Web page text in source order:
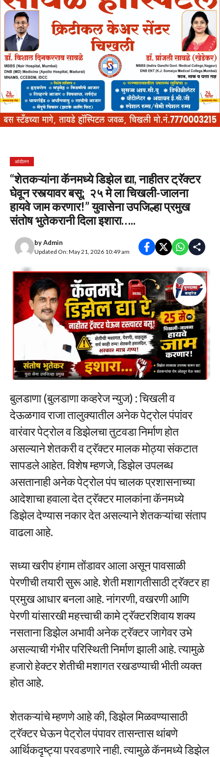
आंदोलन
“शेतकऱ्यांना कॅनमध्ये डिझेल द्या, नाहीतर ट्रॅक्टर
घेवून रस्त्यावर बसू; २५ मे ला चिखली-जालना
हायवे जाम करणार!” युवासेना उपजिल्हा प्रमुख
संतोष भुतेकरानी दिला इशारा…..
byAdmin
Updated On: May 21, 2026 10:49 am
बुलडाणा (बुलडाणा कव्हरेज न्युज) : चिखली व
देऊळगाव राजा तालुक्यातील अनेक पेट्रोल पंपांवर
वारंवार पेट्रोल व डिझेलचा तुटवडा निर्माण होत
असल्याने शेतकरी व ट्रॅक्टर मालक मोठ्या संकटात
सापडले आहेत. विशेष म्हणजे, डिझेल उपलब्ध
असतानाही अनेक पेट्रोल पंप चालक प्रशासनाच्या
आदेशाचा हवाला देत ट्रॅक्टर मालकांना कॅनमध्ये
डिझेल देण्यास नकार देत असल्याने शेतकऱ्यांचा संताप
वाढला आहे.
सध्या खरीप हंगाम तोंडावर आला असून पावसाळी
पेरणीची तयारी सुरू आहे. शेती मशागतीसाठी ट्रॅक्टर हा
प्रमुख आधार बनला आहे. नांगरणी, वखरणी आणि
पेरणी यांसारखी महत्त्वाची कामे ट्रॅक्टरशिवाय शक्य
नसताना डिझेल अभावी अनेक ट्रॅक्टर जागेवर उभे
असल्याची गंभीर परिस्थिती निर्माण झाली आहे. त्यामुळे
हजारो हेक्टर शेतीची मशागत रखडण्याची भीती व्यक्त
होत आहे.
शेतकऱ्यांचे म्हणणे आहे की, डिझेल मिळवण्यासाठी
ट्रॅक्टर घेऊन पेट्रोल पंपावर तासन्तास थांबणे
आर्थिकदृष्ट्या परवडणारे नाही. त्यामुळे कॅनमध्ये डिझेल